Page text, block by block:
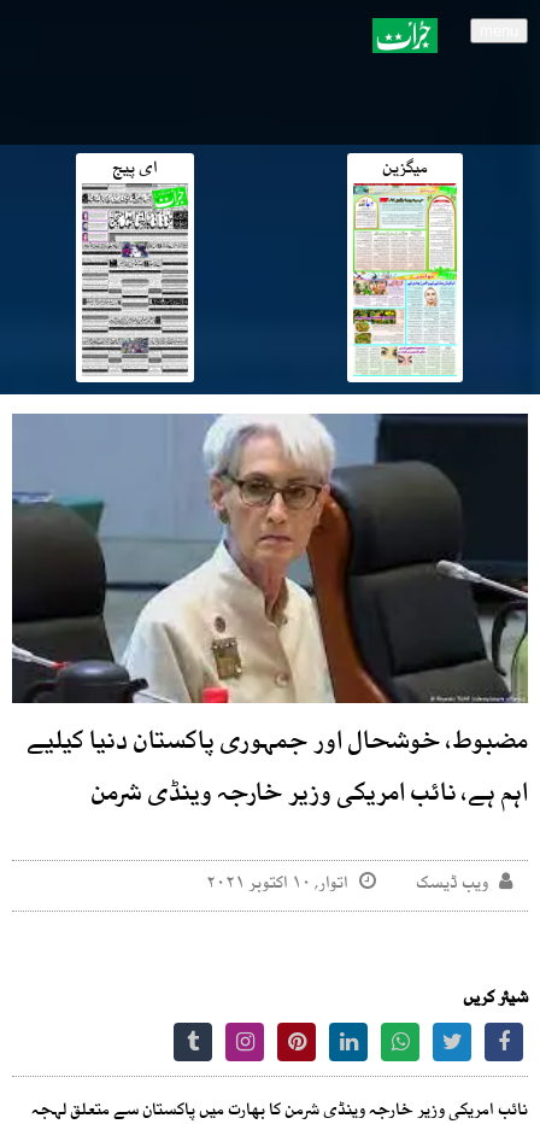
میگزین ای پیج
مضبوط، خوشحال اور جمہوری پاکستان دنیا کیلیے
اہم ہے، نائب امریکی وزیر خارجہ وینڈی شرمن
ویب ڈیسک اتوار, ۱۰ اکتوبر ۲۰۲۱
شیئر کریں
نائب امریکی وزیر خارجہ وینڈی شرمن کا بھارت میں پاکستان سے متعلق لہجہ